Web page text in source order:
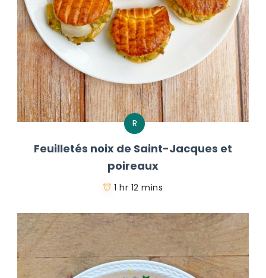
R
Feuilletés noix de Saint-Jacques et
poireaux
1 hr 12 mins